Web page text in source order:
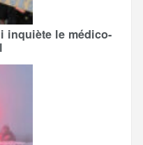
inquiète le médico-